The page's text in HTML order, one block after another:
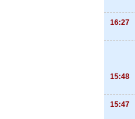
16:27
15:48
15:47